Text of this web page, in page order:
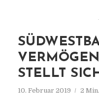
STELLT
10. Februar 2019 2